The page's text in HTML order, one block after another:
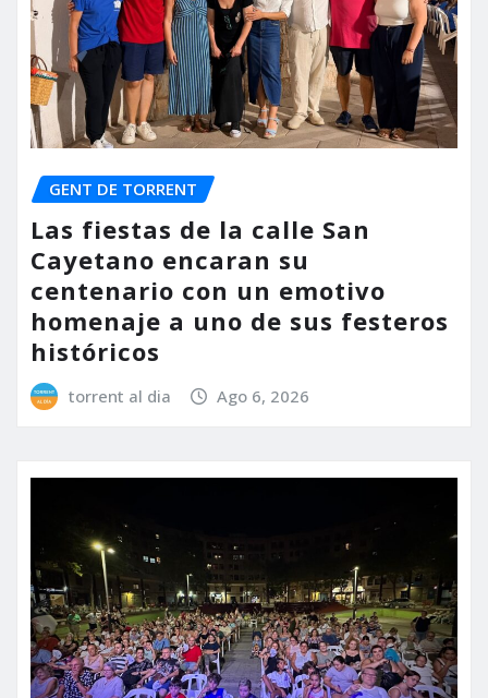
GENT DE TORRENT
Las fiestas de la calle San
Cayetano encaran su
centenario con un emotivo
homenaje a uno de sus festeros
históricos
torrent al dia Ago 6, 2026